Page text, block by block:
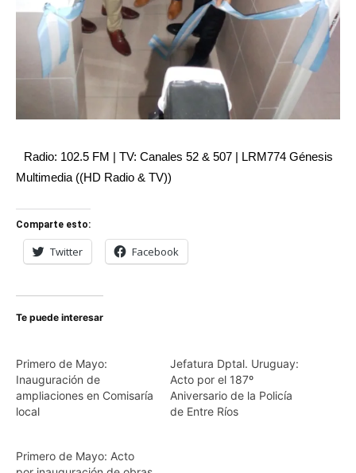
Radio: 102.5 FM | TV: Canales 52 & 507 | LRM774 Génesis
Multimedia ((HD Radio & TV))
Comparte esto:
Twitter Facebook
Te puede interesar
Primero de Mayo:
Inauguración de
ampliaciones en Comisaría
local
Jefatura Dptal. Uruguay:
Acto por el 187º
Aniversario de la Policía
de Entre Ríos
Primero de Mayo: Acto